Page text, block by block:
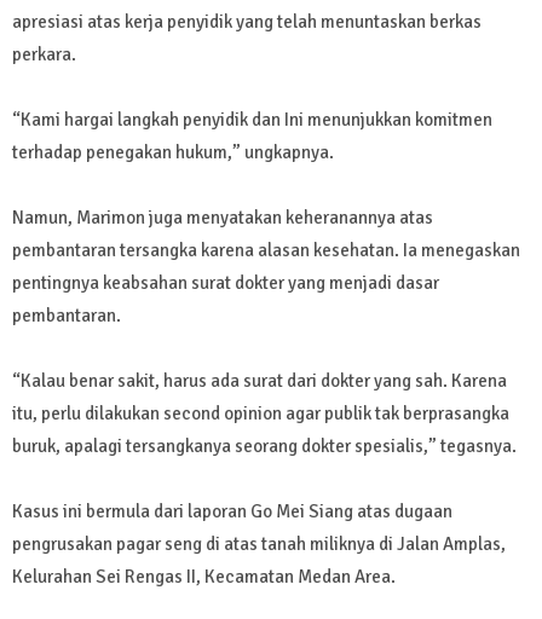
apresiasi atas kerja penyidik yang telah menuntaskan berkas
perkara.
“Kami hargai langkah penyidik dan Ini menunjukkan komitmen
terhadap penegakan hukum,” ungkapnya.
Namun, Marimon juga menyatakan keheranannya atas
pembantaran tersangka karena alasan kesehatan. Ia menegaskan
pentingnya keabsahan surat dokter yang menjadi dasar
pembantaran.
“Kalau benar sakit, harus ada surat dari dokter yang sah. Karena
itu, perlu dilakukan second opinion agar publik tak berprasangka
buruk, apalagi tersangkanya seorang dokter spesialis,” tegasnya.
Kasus ini bermula dari laporan Go Mei Siang atas dugaan
pengrusakan pagar seng di atas tanah miliknya di Jalan Amplas,
Kelurahan Sei Rengas II, Kecamatan Medan Area.